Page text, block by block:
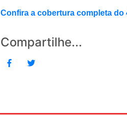
Confira a cobertura completa do
Compartilhe...